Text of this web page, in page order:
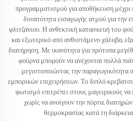
προγραμματισμού για αποθήκευση μέχρι
δυνατότητα εισαγωγής ατμού για την
φλιτζάνιου. Η ανθεκτική κατασκευή του
και εξωτερικό από ανθιστάμενο χάλυβα,
διατήρηση. Με ικανότητα για πρότυπα
φούρνα μπορούν να ανέχονται πολλά
μεγιστοποιώντας την παραγωγικότητα
εμπορικών επιχειρήσεων. Το διπλό
φωτισμό επιτρέπει στους μαγειρικούς να
χωρίς να ανοίγουν την πόρτα,
θερμοκρασίας κατά τη